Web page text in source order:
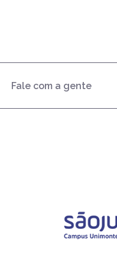
Fale com a gente